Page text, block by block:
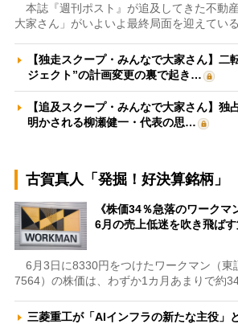
本誌『週刊ポスト』が追及してきた不動
大家さん」がいよいよ最終局面を迎えてい
【独走スクープ・みんなで大家さん】二
ジェクト”の計画変更の裏で起き…
【追及スクープ・みんなで大家さん】独
明かされる柳瀬健一・代表の思…
古賀真人「発掘！好決算銘柄」
《株価34％急落のワークマ
6月の売上低迷を吹き飛ば
6月3日に8330円をつけたワークマン（東
7564）の株価は、わずか1カ月あまりで約
三菱重工が「AIインフラの新たな主役」